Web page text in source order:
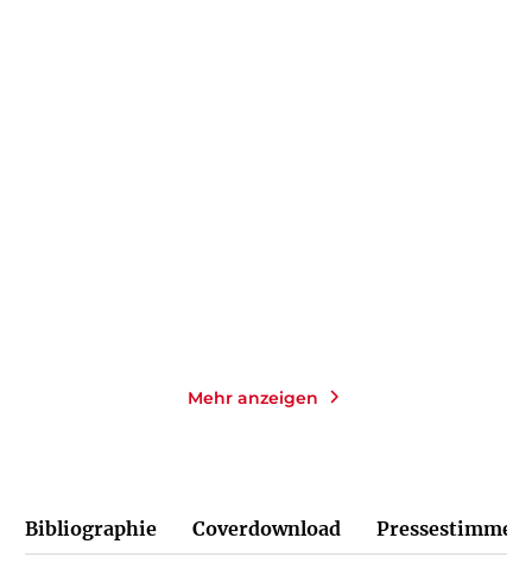
Mehr anzeigen
Bibliographie Coverdownload Pressestimmen